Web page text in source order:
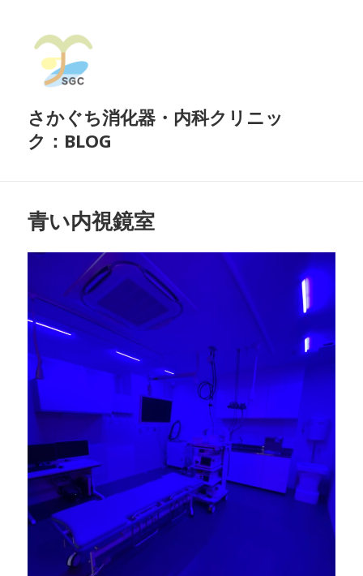
さかぐち消化器・内科クリニッ
ク：BLOG
青い内視鏡室